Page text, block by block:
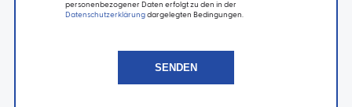
personenbezogener Daten erfolgt zu den in der
Datenschutzerklärungdargelegten Bedingungen.